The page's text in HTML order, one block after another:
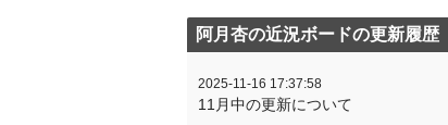
阿月杏の近況ボードの更新履歴
2025-11-16 17:37:58
11月中の更新について